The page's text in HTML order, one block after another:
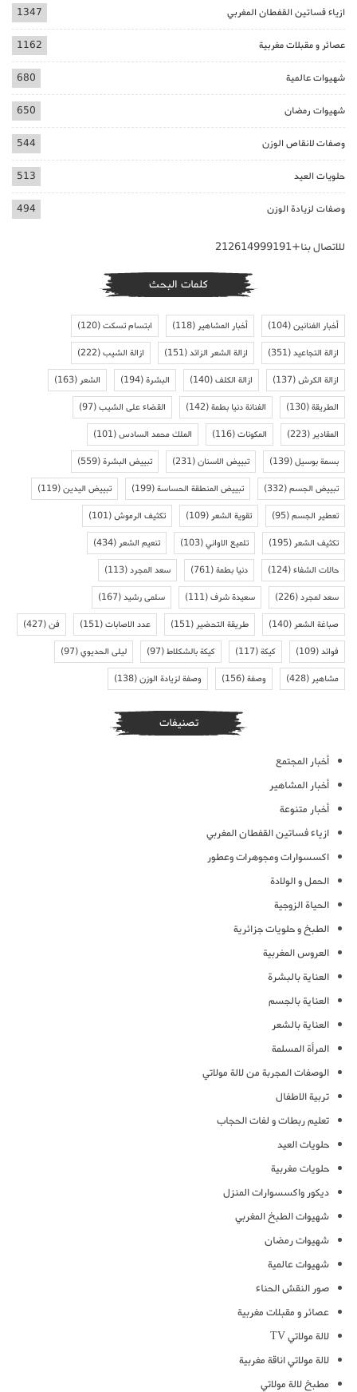
ازياء فساتين القفطان المغربي 1347
عصائر و مقبلات مغربية 1162
شهيوات عالمية 680
شهيوات رمضان 650
وصفات لانقاص الوزن 544
حلويات العيد 513
وصفات لزيادة الوزن 494
للاتصال بنا+212614999191
كلمات البحث
أخبار الفنانين(104) أخبار المشاهير(118) ابتسام تسكت(120)
ازالة التجاعيد(351) ازالة الشعر الزائد(151) ازالة الشيب(222)
ازالة الكرش(137) ازالة الكلف(140) البشرة(194) الشعر(163)
الطريقة(130) الفنانة دنيا بطمة(142) القضاء على الشيب(97)
المقادير(223) المكونات(116) الملك محمد السادس(101)
بسمة بوسيل(139) تبييض الاسنان(231) تبييض البشرة(559)
تبييض الجسم(332) تبييض المنطقة الحساسة(199) تبييض اليدين(119)
تعطير الجسم(95) تقوية الشعر(109) تكثيف الرموش(101)
تكثيف الشعر(195) تلميع الاواني(103) تنعيم الشعر(434)
حالات الشفاء(124) دنيا بطمة(761) سعد المجرد(113)
سعد لمجرد(226) سعيدة شرف(111) سلمى رشيد(167)
صباغة الشعر(140) طريقة التحضير(151) عدد الاصابات(151) فن(427)
فوائد(109) كيكة(117) كيكة بالشكلاط(97) ليلى الحديوي(97)
مشاهير(428) وصفة(156) وصفة لزيادة الوزن(138)
تصنيفات
أخبار المجتمع
أخبار المشاهير
أخبار متنوعة
ازياء فساتين القفطان المغربي
اكسسوارات ومجوهرات وعطور
الحمل و الولادة
الحياة الزوجية
الطبخ و حلويات جزائرية
العروس المغربية
العناية بالبشرة
العناية بالجسم
العناية بالشعر
المرأة المسلمة
الوصفات المجربة من لالة مولاتي
تربية الاطفال
تعليم ربطات و لفات الحجاب
حلويات العيد
حلويات مغربية
ديكور واكسسوارات المنزل
شهيوات الطبخ المغربي
شهيوات رمضان
شهيوات عالمية
صور النقش الحناء
عصائر و مقبلات مغربية
لالة مولاتي TV
لالة مولاتي اناقة مغربية
مطبخ لالة مولاتي